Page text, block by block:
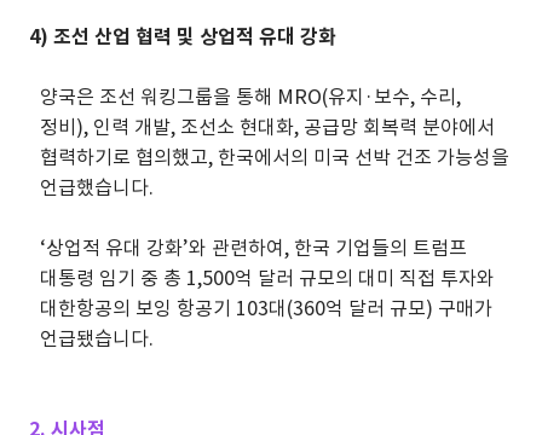
4) 조선 산업 협력 및 상업적 유대 강화
양국은 조선 워킹그룹을 통해 MRO(유지·보수, 수리,
정비), 인력 개발, 조선소 현대화, 공급망 회복력 분야에서
협력하기로 협의했고, 한국에서의 미국 선박 건조 가능성을
언급했습니다.
‘상업적 유대 강화’와 관련하여, 한국 기업들의 트럼프
대통령 임기 중 총 1,500억 달러 규모의 대미 직접 투자와
대한항공의 보잉 항공기 103대(360억 달러 규모) 구매가
언급됐습니다.
2. 시사점